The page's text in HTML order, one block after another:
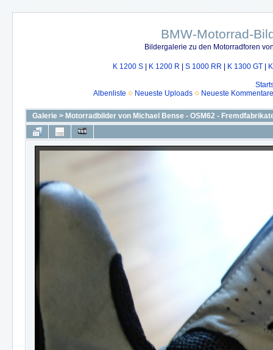
BMW-Motorrad-
Bildergalerie zu den Motorradforen
K 1200 S K 1200 R S 1000 RR K 1300 GT
Albenliste
Neueste Uploads Neueste Kommentare
Galerie > Motorradbilder von Michael Bense - OSM62 -